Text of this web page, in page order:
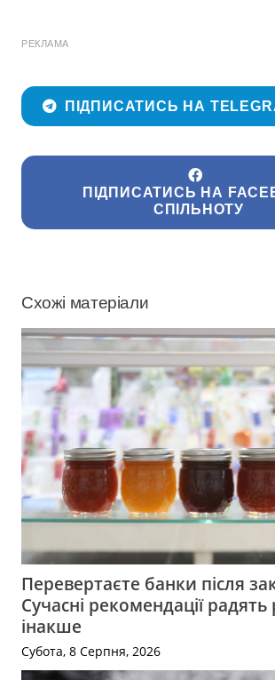
РЕКЛАМА
ПІДПИСАТИСЬ НА
ПІДПИСАТИСЬ НА
СПІЛЬНОТУ
Схожі матеріали
Перевертаєте банки після
Сучасні рекомендації
інакше
Субота, 8 Серпня, 2026